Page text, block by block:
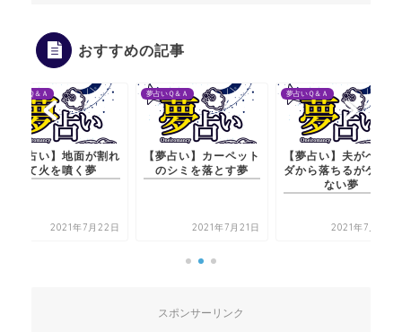
おすすめの記事
夢占いＱ＆Ａ
【夢占い】カーペット
のシミを落とす夢
2021年7月21日
夢占いＱ＆Ａ
【夢占い】夫がベラン
ダから落ちるがケガし
2021年7月20日
夢占いＱ＆Ａ
【夢占い】地面が
て火を噴く夢
2021年7月
スポンサーリンク